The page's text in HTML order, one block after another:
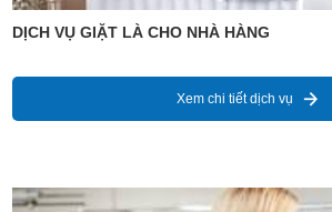
DỊCH VỤ GIẶT LÀ CHO NHÀ HÀNG
Xem chi tiết dịch vụ